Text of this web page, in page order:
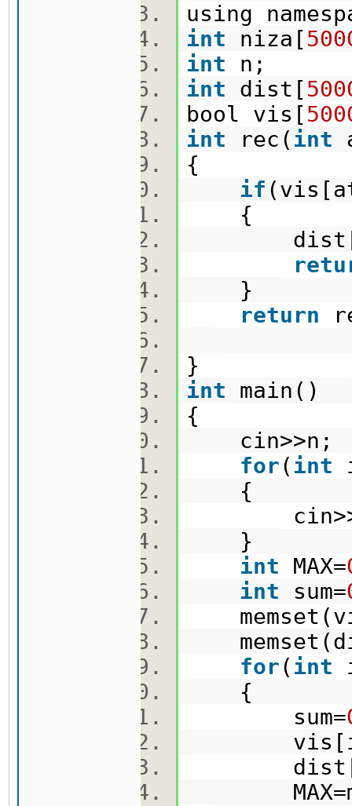
using
int niza[
int n;
int dist[
bool vis[
int rec( int
{
if
{
}
return
}
int main()
{
for( int
{
}
int MAX=
int sum=
for( int
{
sum=